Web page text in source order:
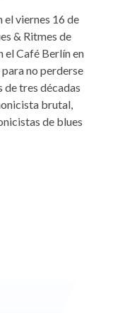
viernes 16 de
& Ritmes de
el Café Berlín en
no perderse
tres décadas
brutal,
de blues